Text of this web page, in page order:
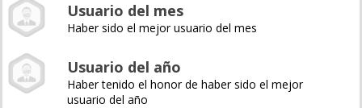
Usuario del mes
Haber sido el mejor usuario del mes
Usuario del año
Haber tenido el honor de haber sido el mejor
usuario del año